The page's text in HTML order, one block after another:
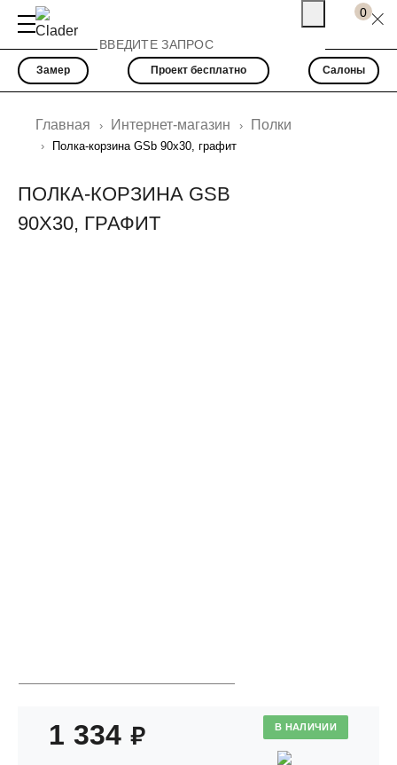
0
Замер Проект бесплатно Салоны
Главная Интернет-магазин Полки
Полка-корзина GSb 90х30, графит
ПОЛКА-КОРЗИНА GSB
90Х30, ГРАФИТ
1 334 ; В НАЛИЧИИ